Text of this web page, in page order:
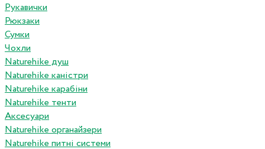
Рукавички
Рюкзаки
Сумки
Чохли
Naturehike душ
Naturehike каністри
Naturehike карабіни
Naturehike тенти
Аксесуари
Naturehike органайзери
Naturehike питні системи